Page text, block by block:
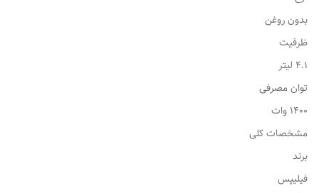
بدون روغن
ظرفیت
۴.۱ لیتر
توان مصرفی
۱۴۰۰ وات
مشخصات کلی
برند
فیلیپس